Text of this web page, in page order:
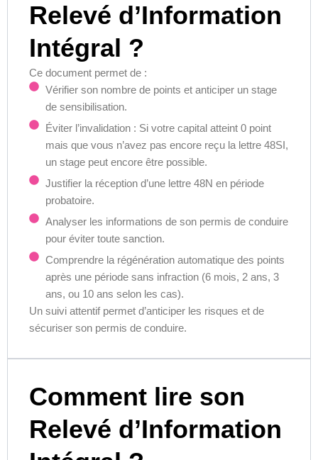
Relevé d’Information
Intégral ?
Ce document permet de :
Vérifier son nombre de points et anticiper un stage
de sensibilisation.
Éviter l’invalidation : Si votre capital atteint 0 point
mais que vous n’avez pas encore reçu la lettre 48SI,
un stage peut encore être possible.
Justifier la réception d’une lettre 48N en période
probatoire.
Analyser les informations de son permis de conduire
pour éviter toute sanction.
Comprendre la régénération automatique des points
après une période sans infraction (6 mois, 2 ans, 3
ans, ou 10 ans selon les cas).
Un suivi attentif permet d’anticiper les risques et de
sécuriser son permis de conduire.
Comment lire son
Relevé d’Information